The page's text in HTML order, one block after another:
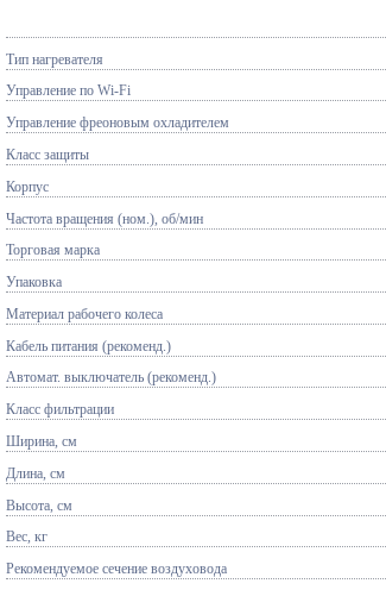
Тип нагревателя
Управление по Wi-Fi
Управление фреоновым охладителем
Класс защиты
Корпус
Частота вращения (ном.), об/мин
Торговая марка
Упаковка
Материал рабочего колеса
Кабель питания (рекоменд.)
Автомат. выключатель (рекоменд.)
Класс фильтрации
Ширина, см
Длина, см
Высота, см
Вес, кг
Рекомендуемое сечение воздуховода